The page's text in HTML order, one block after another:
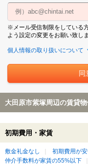
※メール受信制限をしている
よう設定の変更をお願い致しま
個人情報の取り扱いについて
大田原市紫塚周辺の賃貸
初期費用・家賃
敷金礼金なし 初期費用が
仲介手数料が家賃の55%以下